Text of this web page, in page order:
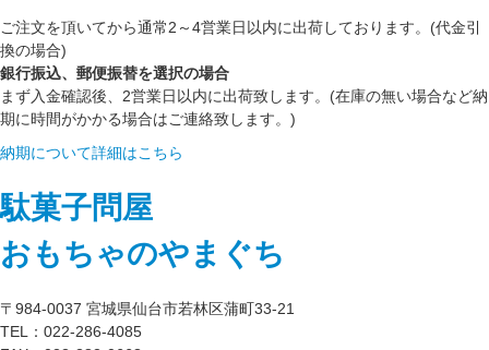
ご注文を頂いてから通常2～4営業日以内に出荷しております。(代金引
換の場合)
銀行振込、郵便振替を選択の場合
まず入金確認後、2営業日以内に出荷致します。(在庫の無い場合など納
期に時間がかかる場合はご連絡致します。)
納期について詳細はこちら
駄菓子問屋
おもちゃのやまぐち
〒984-0037 宮城県仙台市若林区蒲町33-21
TEL：022-286-4085